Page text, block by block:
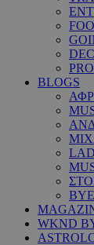
BLOGS
WKND